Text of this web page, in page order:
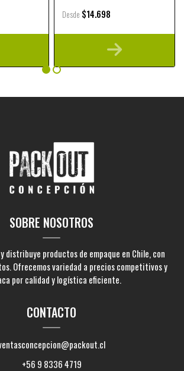
Desde $14.698
SOBRE NOSOTROS
y distribuye productos de empaque en Chile, con
Ofrecemos variedad a precios competitivos y
por calidad y logística eficiente.
CONTACTO
+56 9 8336 4719